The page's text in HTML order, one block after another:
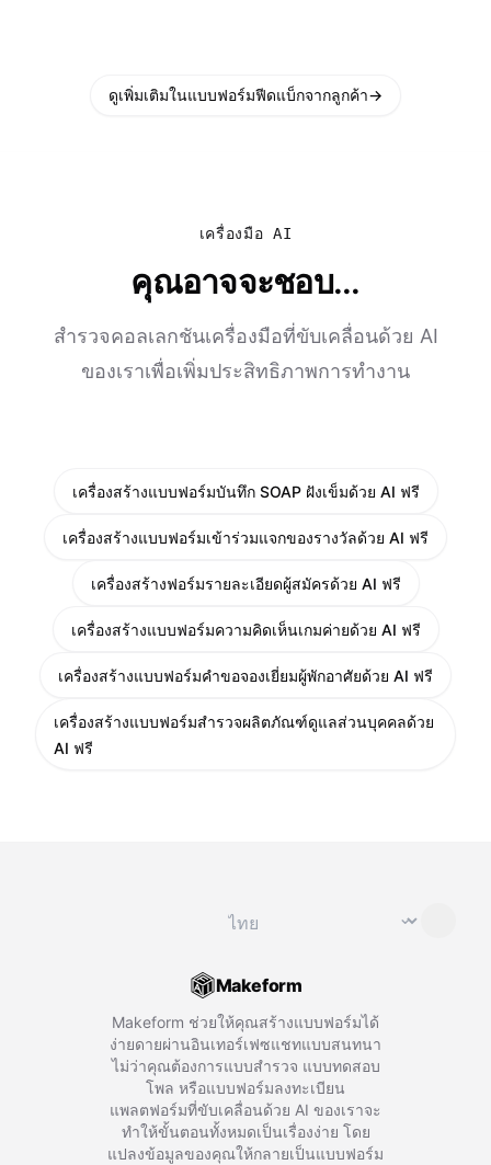
ดูเพิ่มเติมในแบบฟอร์มฟีดแบ็กจากลูกค้า→
เครื่องมือ AI
คุณอาจจะชอบ...
สำรวจคอลเลกชันเครื่องมือที่ขับเคลื่อนด้วย AI
ของเราเพื่อเพิ่มประสิทธิภาพการทำงาน
เครื่องสร้างแบบฟอร์มบันทึก SOAP ฝังเข็มด้วย AI ฟรี
เครื่องสร้างแบบฟอร์มเข้าร่วมแจกของรางวัลด้วย AI ฟรี
เครื่องสร้างฟอร์มรายละเอียดผู้สมัครด้วย AI ฟรี
เครื่องสร้างแบบฟอร์มความคิดเห็นเกมค่ายด้วย AI ฟรี
เครื่องสร้างแบบฟอร์มคำขอจองเยี่ยมผู้พักอาศัยด้วย AI ฟรี
เครื่องสร้างแบบฟอร์มสำรวจผลิตภัณฑ์ดูแลส่วนบุคคลด้วย
AI ฟรี
⌄
Makeform
Makeform ช่วยให้คุณสร้างแบบฟอร์มได้
ง่ายดายผ่านอินเทอร์เฟซแชทแบบสนทนา
ไม่ว่าคุณต้องการแบบสำรวจ แบบทดสอบ
โพล หรือแบบฟอร์มลงทะเบียน
แพลตฟอร์มที่ขับเคลื่อนด้วย AI ของเราจะ
ทำให้ขั้นตอนทั้งหมดเป็นเรื่องง่าย โดย
แปลงข้อมูลของคุณให้กลายเป็นแบบฟอร์ม